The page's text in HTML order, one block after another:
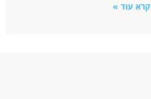
קרא עוד »